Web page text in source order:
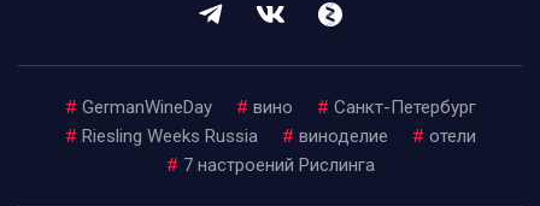
# GermanWineDay # вино # Санкт-Петербург
# Riesling Weeks Russia # виноделие # отели
# 7 настроений Рислинга